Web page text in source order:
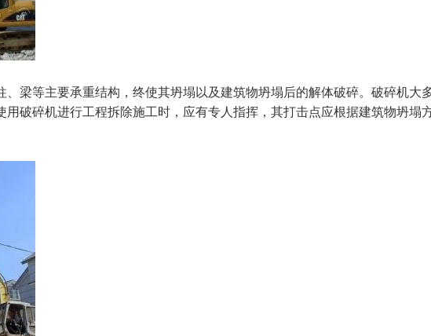
梁等主要承重结构，终使其坍塌以及建筑物坍塌后的解体破碎。破碎机大
破碎机进行工程拆除施工时，应有专人指挥，其打击点应根据建筑物坍塌